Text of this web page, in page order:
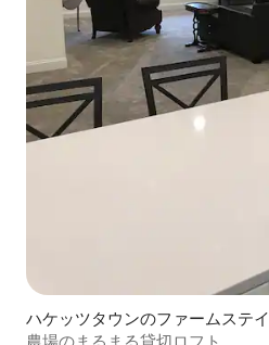
ハケッツタウンのファームステイ